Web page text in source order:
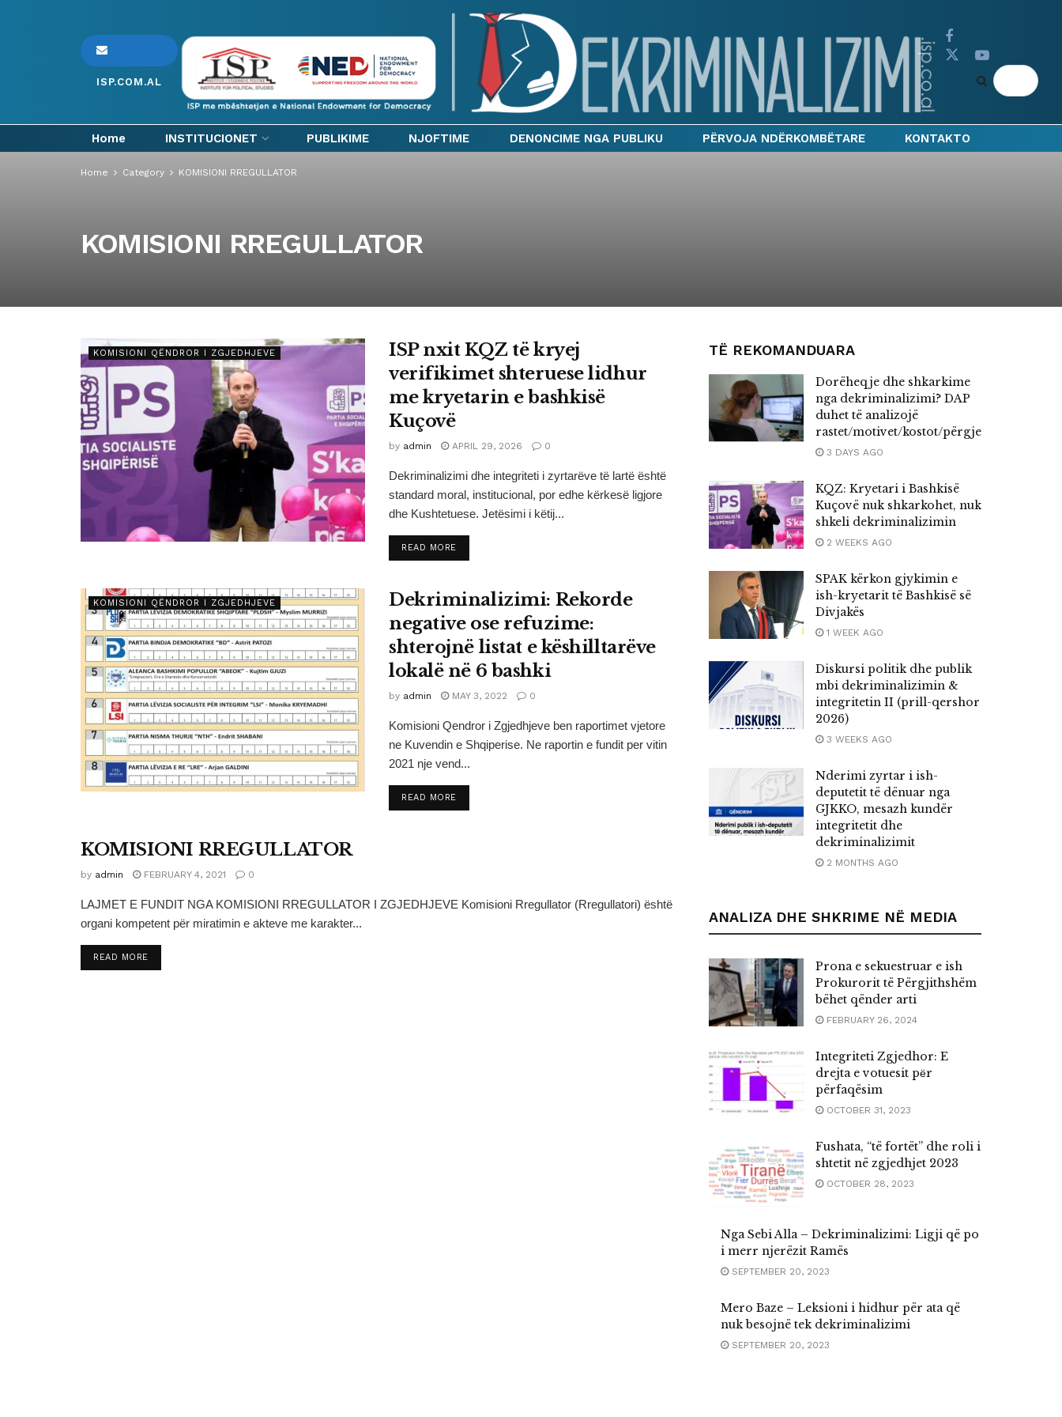
ISP.COM.AL
Home INSTITUCIONET PUBLIKIME NJOFTIME DENONCIME NGA PUBLIKU PËRVOJA NDËRKOMBËTARE KONTAKTO
Home Category KOMISIONI RREGULLATOR
KOMISIONI RREGULLATOR
KOMISIONI QËNDROR I ZGJEDHJEVE
ISP nxit KQZ të kryej
verifikimet shteruese lidhur
me kryetarin e bashkisë
Kuçovë
by admin APRIL 29, 2026 0
Dekriminalizimi dhe integriteti i zyrtarëve të lartë është
standard moral, institucional, por edhe kërkesë ligjore
dhe Kushtetuese. Jetësimi i këtij...
READ MOREDETAILS
KOMISIONI QËNDROR I ZGJEDHJEVE
Dekriminalizimi: Rekorde
negative ose refuzime:
shterojnë listat e këshilltarëve
lokalë në 6 bashki
by admin MAY 3, 2022 0
Komisioni Qendror i Zgjedhjeve ben raportimet vjetore
ne Kuvendin e Shqiperise. Ne raportin e fundit per vitin
2021 nje vend...
READ MOREDETAILS
KOMISIONI RREGULLATOR
KOMISIONI RREGULLATOR
by admin FEBRUARY 4, 2021 0
LAJMET E FUNDIT NGA KOMISIONI RREGULLATOR I ZGJEDHJEVE Komisioni Rregullator (Rregullatori) është
organi kompetent për miratimin e akteve me karakter...
READ MOREDETAILS
TË REKOMANDUARA
Dorëheqje dhe shkarkime
nga dekriminalizimi? DAP
duhet të analizojë
rastet/motivet/kostot/përgjegjësitë
3 DAYS AGO
KQZ: Kryetari i Bashkisë
Kuçovë nuk shkarkohet, nuk
shkeli dekriminalizimin
2 WEEKS AGO
SPAK kërkon gjykimin e
ish-kryetarit të Bashkisë së
Divjakës
1 WEEK AGO
Diskursi politik dhe publik
mbi dekriminalizimin &
integritetin II (prill-qershor
2026)
3 WEEKS AGO
Nderimi zyrtar i ish-
deputetit të dënuar nga
GJKKO, mesazh kundër
integritetit dhe
dekriminalizimit
2 MONTHS AGO
ANALIZA DHE SHKRIME NË MEDIA
Prona e sekuestruar e ish
Prokurorit të Përgjithshëm
bëhet qënder arti
FEBRUARY 26, 2024
Integriteti Zgjedhor: E
drejta e votuesit pёr
përfaqësim
OCTOBER 31, 2023
Fushata, “të fortët” dhe roli i
shtetit në zgjedhjet 2023
OCTOBER 28, 2023
Nga Sebi Alla – Dekriminalizimi: Ligji që po
i merr njerëzit Ramës
SEPTEMBER 20, 2023
Mero Baze – Leksioni i hidhur për ata që
nuk besojnë tek dekriminalizimi
SEPTEMBER 20, 2023